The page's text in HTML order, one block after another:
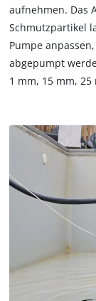
aufnehmen. Das
Schmutzpartikel
Pumpe
abgepumpt
1 mm, 15 mm,